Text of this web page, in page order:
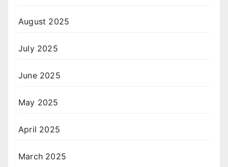
August 2025
July 2025
June 2025
May 2025
April 2025
March 2025